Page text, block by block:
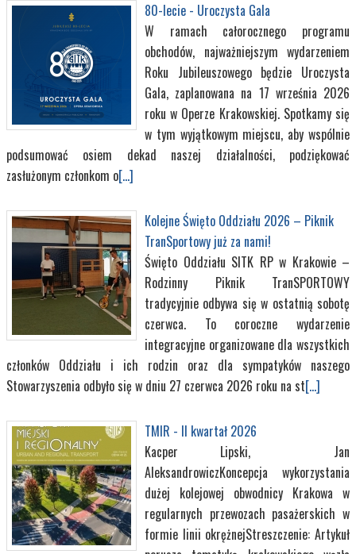
80-lecie - Uroczysta Gala
W ramach całorocznego programu
obchodów, najważniejszym wydarzeniem
Roku Jubileuszowego będzie Uroczysta
Gala, zaplanowana na 17 września 2026
roku w Operze Krakowskiej. Spotkamy się
w tym wyjątkowym miejscu, aby wspólnie
podsumować osiem dekad naszej działalności, podziękować
zasłużonym członkom o[...]
Kolejne Święto Oddziału 2026 – Piknik
TranSportowy już za nami!
Święto Oddziału SITK RP w Krakowie –
Rodzinny Piknik TranSPORTOWY
tradycyjnie odbywa się w ostatnią sobotę
czerwca. To coroczne wydarzenie
integracyjne organizowane dla wszystkich
członków Oddziału i ich rodzin oraz dla sympatyków naszego
Stowarzyszenia odbyło się w dniu 27 czerwca 2026 roku na st[...]
TMIR - II kwartał 2026
Kacper Lipski, Jan
AleksandrowiczKoncepcja wykorzystania
dużej kolejowej obwodnicy Krakowa w
regularnych przewozach pasażerskich w
formie linii okrężnejStreszczenie: Artykuł